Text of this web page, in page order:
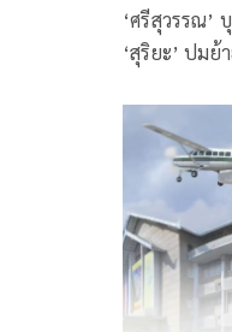
‘ศรีสุวรรณ’
‘สุริยะ’ ปมย้